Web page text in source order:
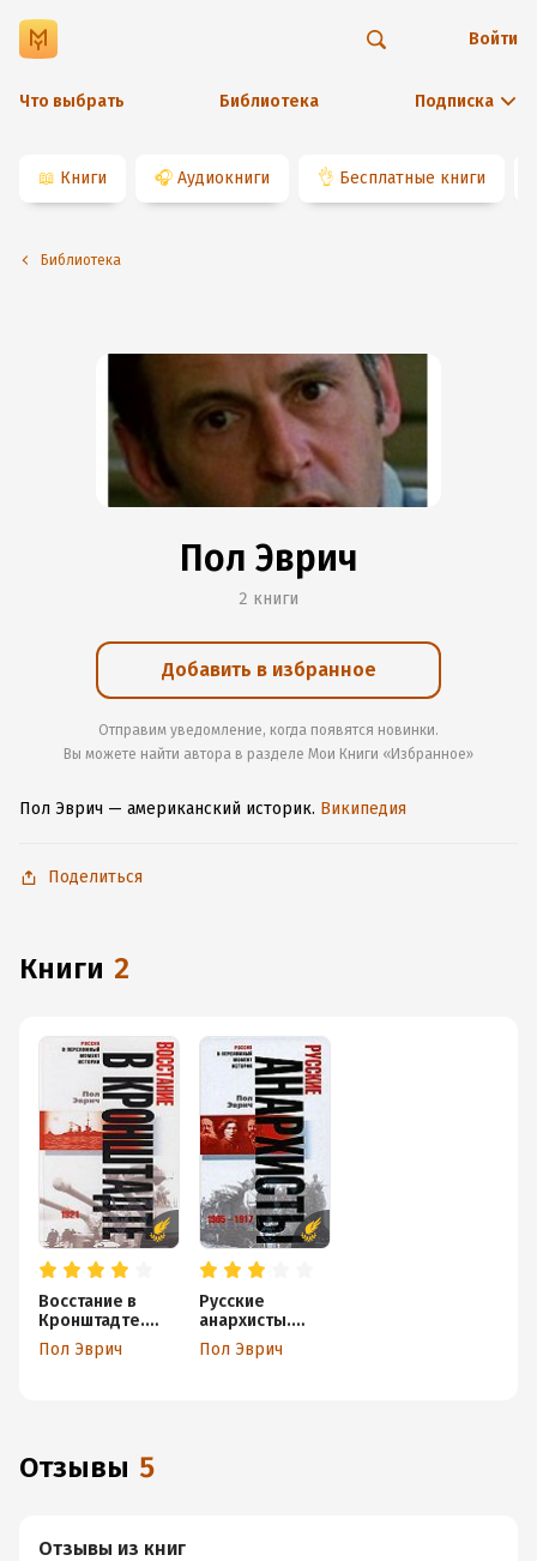
Что выбрать Библиотека Подписка
Войти
📖 Книги 🎧 Аудиокниги 👌 Бесплатные книги
Библиотека
Пол Эврич
2 книги
Добавить в избранное
Отправим уведомление, когда появятся новинки.
Вы можете найти автора в разделе Мои Книги «Избранное»
Пол Эврич — американский историк. Википедия
Поделиться
книги 2
Восстание в
Кронштадте.
1921 год
Пол Эврич
Русские
анархисты.
1905-1917
Пол Эврич
Отзывы 5
Отзывы из книг